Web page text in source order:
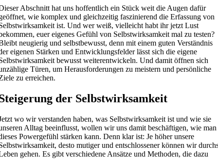
Abschnitt hat uns hoffentlich ein Stück weit die Augen dafür
wie komplex und gleichzeitig faszinierend die Erfassung von
ist. Und wer weiß, vielleicht habt ihr jetzt Lust
euer eigenes Gefühl von Selbstwirksamkeit mal zu testen?
neugierig und selbstbewusst, denn mit einem guten Verständnis
eigenen Stärken und Entwicklungsfelder lässt sich die eigene
bewusst weiterentwickeln. Und damit öffnen sich
Türen, um Herausforderungen zu meistern und persönliche
zu erreichen.
der Selbstwirksamkeit
wo wir verstanden haben, was Selbstwirksamkeit ist und wie sie
Alltag beeinflusst, wollen wir uns damit beschäftigen, wie man
Powergefühl stärken kann. Denn klar ist: Je höher unsere
desto mutiger und entschlossener können wir
gehen. Es gibt verschiedene Ansätze und Methoden, die dazu